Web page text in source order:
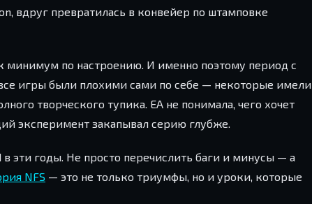
вдруг превратилась в конвейер по штамповке
минимум по настроению. И именно поэтому период с
все игры были плохими сами по себе — некоторые имели
творческого тупика. EA не понимала, чего хочет
эксперимент закапывал серию глубже.
в эти годы. Не просто перечислить баги и минусы — а
NFS — это не только триумфы, но и уроки, которые